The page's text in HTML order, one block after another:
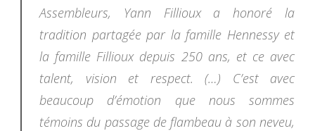
Assembleurs, Yann Fillioux a honoré la
tradition partagée par la famille Hennessy et
la famille Fillioux depuis 250 ans, et ce avec
talent, vision et respect. (…) C’est avec
beaucoup d’émotion que nous sommes
témoins du passage de flambeau à son neveu,